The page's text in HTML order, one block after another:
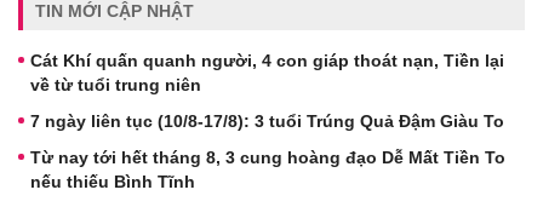
TIN MỚI CẬP NHẬT
Cát Khí quấn quanh người, 4 con giáp thoát nạn, Tiền lại
về từ tuổi trung niên
7 ngày liên tục (10/8-17/8): 3 tuổi Trúng Quả Đậm Giàu To
Từ nay tới hết tháng 8, 3 cung hoàng đạo Dễ Mất Tiền To
nếu thiếu Bình Tĩnh